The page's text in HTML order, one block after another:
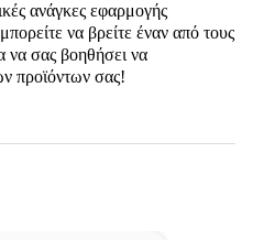
ανάγκες εφαρμογής
να βρείτε έναν από τους
να σας βοηθήσει να
προϊόντων σας!